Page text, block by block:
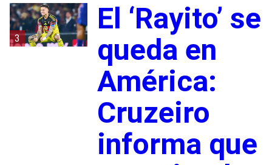
3
El ‘Rayito’ se
queda en
América:
Cruzeiro
informa que